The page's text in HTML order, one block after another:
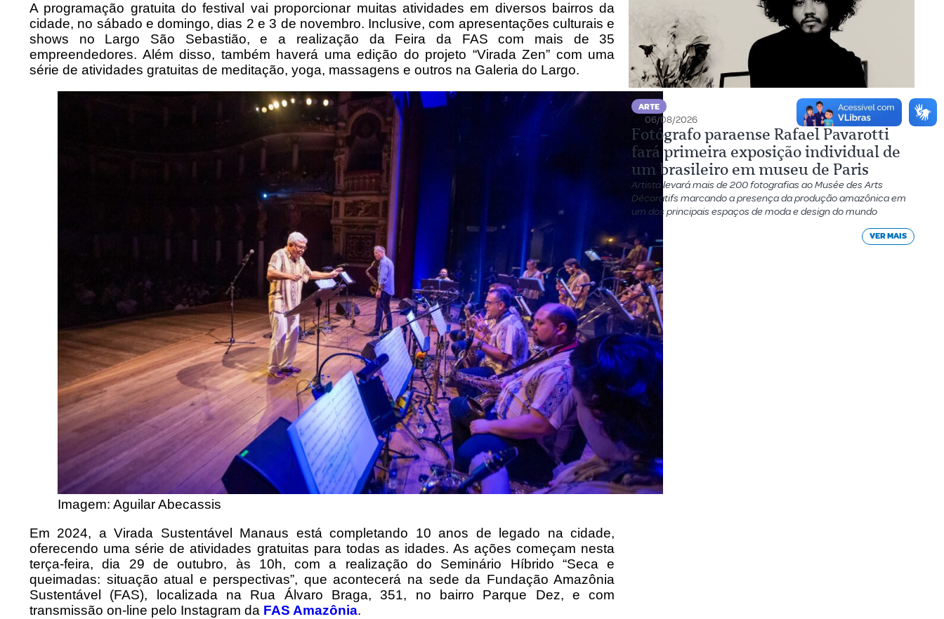
A programação gratuita do festival vai proporcionar muitas atividades em diversos bairros da
cidade, no sábado e domingo, dias 2 e 3 de novembro. Inclusive, com apresentações culturais e
shows no Largo São Sebastião, e a realização da Feira da FAS com mais de 35
empreendedores. Além disso, também haverá uma edição do projeto “Virada Zen” com uma
série de atividades gratuitas de meditação, yoga, massagens e outros na Galeria do Largo.
Imagem: Aguilar Abecassis
Em 2024, a Virada Sustentável Manaus está completando 10 anos de legado na cidade,
oferecendo uma série de atividades gratuitas para todas as idades. As ações começam nesta
terça-feira, dia 29 de outubro, às 10h, com a realização do Seminário Híbrido “Seca e
queimadas: situação atual e perspectivas”, que acontecerá na sede da Fundação Amazônia
Sustentável (FAS), localizada na Rua Álvaro Braga, 351, no bairro Parque Dez, e com
transmissão on-line pelo Instagram da FAS Amazônia.
ARTE
06/08/2026
Fotógrafo paraense Rafael Pavarotti
fará primeira exposição individual de
um brasileiro em museu de Paris
Artista levará mais de 200 fotografias ao Musée des Arts
Décoratifs marcando a presença da produção amazônica em
um dos principais espaços de moda e design do mundo
VER MAIS